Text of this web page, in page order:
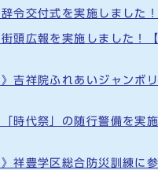
令交付式を実施しました！
街頭広報を実施しました！
》吉祥院ふれあいジャンボ
「時代祭」の随行警備を実
》祥豊学区総合防災訓練に